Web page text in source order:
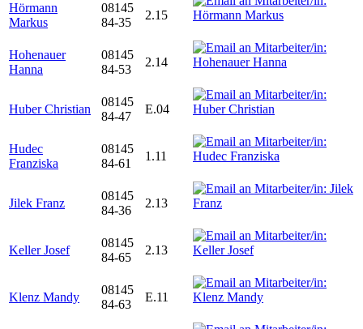
Hörmann
Markus
08145
84-35
2.15
Hohenauer
Hanna
08145
84-53
2.14
Huber Christian
08145
84-47
E.04
Hudec
Franziska
08145
84-61
1.11
Jilek Franz
08145
84-36
2.13
Keller Josef
08145
84-65
2.13
Klenz Mandy
08145
84-63
E.11